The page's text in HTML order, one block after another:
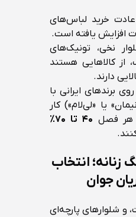
عادت خرید لباس‌های
افزایش یافته است.
نخی، تونیک‌های
از کالاهایی هستند
دارند.
برندهای ایرانی با
یا «لی‌لام») کار
هر فصل
۴۰ تا ۷۰٪
زنانه؛ انتخاب
جوان
و شلوارهای پارچه‌ای